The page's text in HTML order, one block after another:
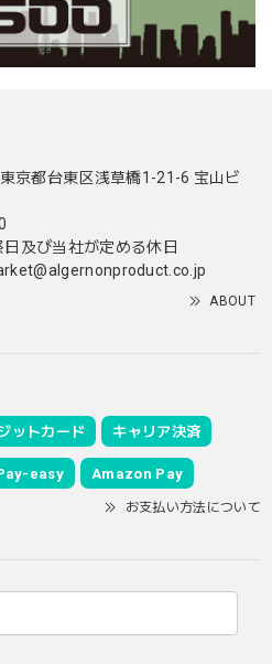
京都台東区浅草橋1-21-6 宝山ビ
日及び当社が定める休日
ABOUT
ットカード キャリア決済
easy Amazon Pay
お支払い方法について